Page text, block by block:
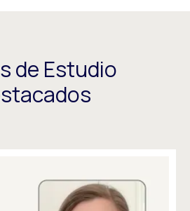
de Estudio